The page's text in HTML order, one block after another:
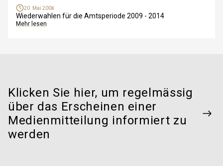
20. Mai 2008
Wiederwahlen für die Amtsperiode 2009 - 2014
Mehr lesen
Klicken Sie hier, um regelmässig
über das Erscheinen einer
Medienmitteilung informiert zu
werden